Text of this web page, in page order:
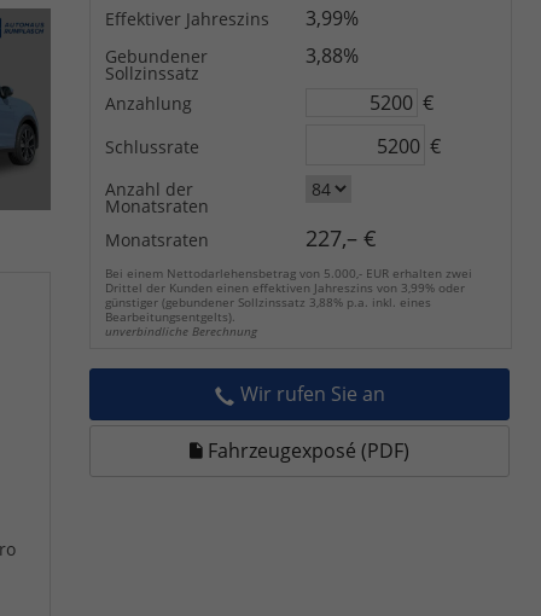
Effektiver Jahreszins 3,99%
Gebundener
Sollzinssatz
3,88%
Anzahlung €
Schlussrate €
Anzahl der
Monatsraten
Monatsraten
227,– €
Bei einem Nettodarlehensbetrag von 5.000,- EUR erhalten zwei
Drittel der Kunden einen effektiven Jahreszins von 3,99% oder
günstiger (gebundener Sollzinssatz 3,88% p.a. inkl. eines
Bearbeitungsentgelts).
unverbindliche Berechnung
Wir rufen Sie an
Fahrzeugexposé (PDF)